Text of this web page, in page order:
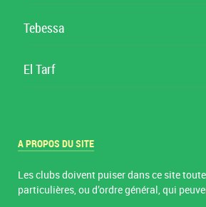
Tebessa
El Tarf
A PROPOS DU SITE
Les clubs doivent puiser dans ce site
particulières, ou d’ordre général, qui